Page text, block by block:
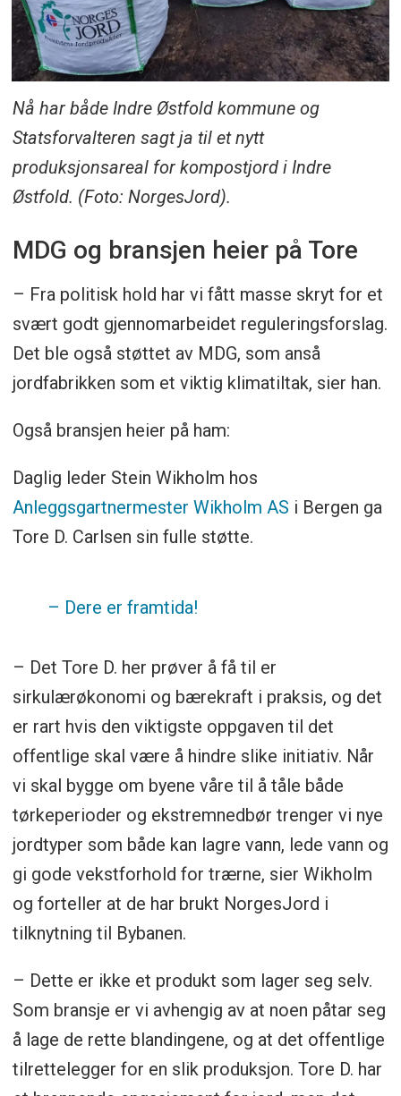
Nå har både Indre Østfold kommune og
Statsforvalteren sagt ja til et nytt
produksjonsareal for kompostjord i Indre
Østfold. (Foto: NorgesJord).
MDG og bransjen heier på Tore
– Fra politisk hold har vi fått masse skryt for et
svært godt gjennomarbeidet reguleringsforslag.
Det ble også støttet av MDG, som anså
jordfabrikken som et viktig klimatiltak, sier han.
Også bransjen heier på ham:
Daglig leder Stein Wikholm hos
Anleggsgartnermester Wikholm AS i Bergen ga
Tore D. Carlsen sin fulle støtte.
– Dere er framtida!
– Det Tore D. her prøver å få til er
sirkulærøkonomi og bærekraft i praksis, og det
er rart hvis den viktigste oppgaven til det
offentlige skal være å hindre slike initiativ. Når
vi skal bygge om byene våre til å tåle både
tørkeperioder og ekstremnedbør trenger vi nye
jordtyper som både kan lagre vann, lede vann og
gi gode vekstforhold for trærne, sier Wikholm
og forteller at de har brukt NorgesJord i
tilknytning til Bybanen.
– Dette er ikke et produkt som lager seg selv.
Som bransje er vi avhengig av at noen påtar seg
å lage de rette blandingene, og at det offentlige
tilrettelegger for en slik produksjon. Tore D. har